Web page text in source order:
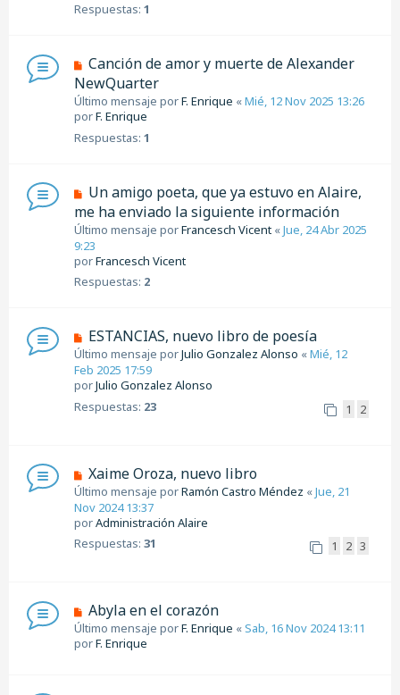
Respuestas: 1
Canción de amor y muerte de Alexander
NewQuarter
Último mensaje porF. Enrique «Mié, 12 Nov 2025 13:26
porF. Enrique
Respuestas: 1
Un amigo poeta, que ya estuvo en Alaire,
me ha enviado la siguiente información
Último mensaje porFrancesch Vicent «Jue, 24 Abr 2025
9:23
porFrancesch Vicent
Respuestas: 2
ESTANCIAS, nuevo libro de poesía
Último mensaje porJulio Gonzalez Alonso «Mié, 12
Feb 2025 17:59
porJulio Gonzalez Alonso
Respuestas: 23 1 2
Xaime Oroza, nuevo libro
Último mensaje porRamón Castro Méndez «Jue, 21
Nov 2024 13:37
porAdministración Alaire
Respuestas: 31 1 2 3
Abyla en el corazón
Último mensaje porF. Enrique «Sab, 16 Nov 2024 13:11
porF. Enrique